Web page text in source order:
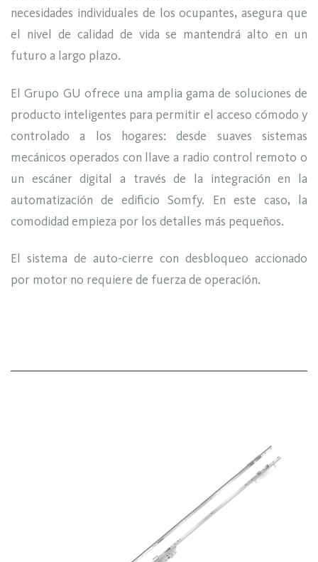
necesidades individuales de los ocupantes, asegura que
el nivel de calidad de vida se mantendrá alto en un
futuro a largo plazo.
El Grupo GU ofrece una amplia gama de soluciones de
producto inteligentes para permitir el acceso cómodo y
controlado a los hogares: desde suaves sistemas
mecánicos operados con llave a radio control remoto o
un escáner digital a través de la integración en la
automatización de edificio Somfy. En este caso, la
comodidad empieza por los detalles más pequeños.
El sistema de auto-cierre con desbloqueo accionado
por motor no requiere de fuerza de operación.